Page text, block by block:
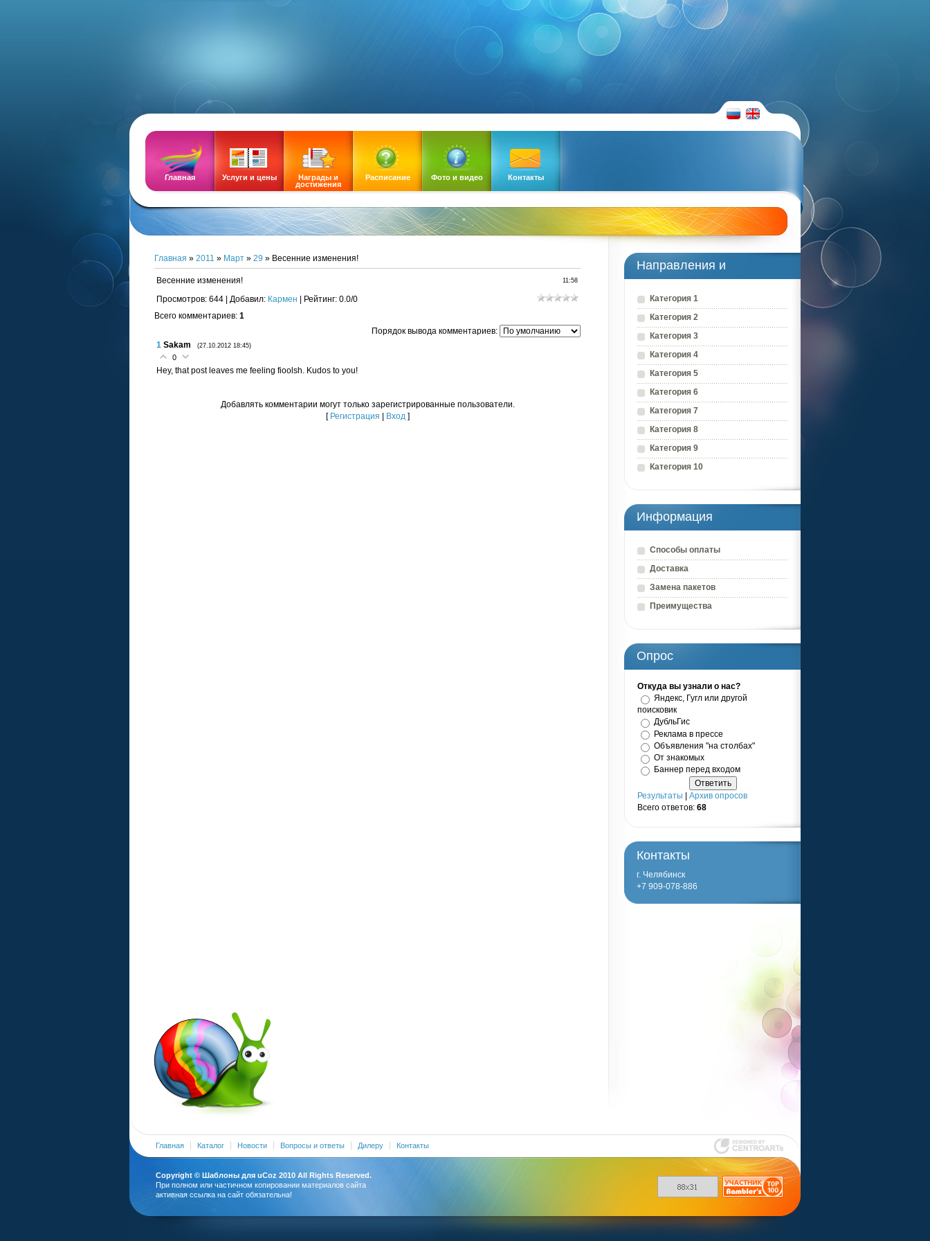
Главная Услуги и цены
Награды и
достижения
Расписание Фото и видео Контакты
Главная » 2011 » Март » 29 » Весенние изменения!
11:58
Весенние изменения!
Просмотров: 644 | Добавил: Кармен Рейтинг: 0.0/0
Всего комментариев: 1
Порядок вывода комментариев:
1 Sakam (27.10.2012 18:45)
0
Hey, that post leaves me feeling fioolsh. Kudos to you!
Добавлять комментарии могут только зарегистрированные пользователи.
[ Регистрация Вход]
Направления и
Категория 1
Категория 2
Категория 3
Категория 4
Категория 5
Категория 6
Категория 7
Категория 8
Категория 9
Категория 10
Информация
Способы оплаты
Доставка
Замена пакетов
Преимущества
Опрос
Откуда вы узнали о нас?
Яндекс, Гугл или другой
поисковик
ДубльГис
Реклама в прессе
Объявления "на столбах"
От знакомых
Баннер перед входом
Результаты | Архив опросов
Всего ответов: 68
Контакты
г. Челябинск
+7 909-078-886
Главная Каталог Новости Вопросы и ответы Дилеру Контакты
Шаблоны для
uCoz
Copyright © Шаблоны для uCoz 2010 All Rights Reserved.
При полном или частичном копировании материалов сайта
активная ссылка на сайт обязательна!